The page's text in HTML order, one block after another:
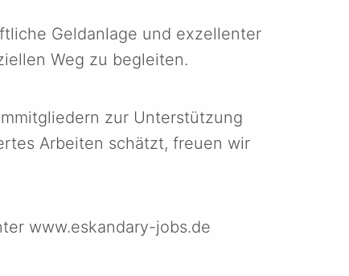
Geldanlage und exzellenter
Weg zu begleiten.
zur Unterstützung
Arbeiten schätzt, freuen wir
www.eskandary-jobs.de